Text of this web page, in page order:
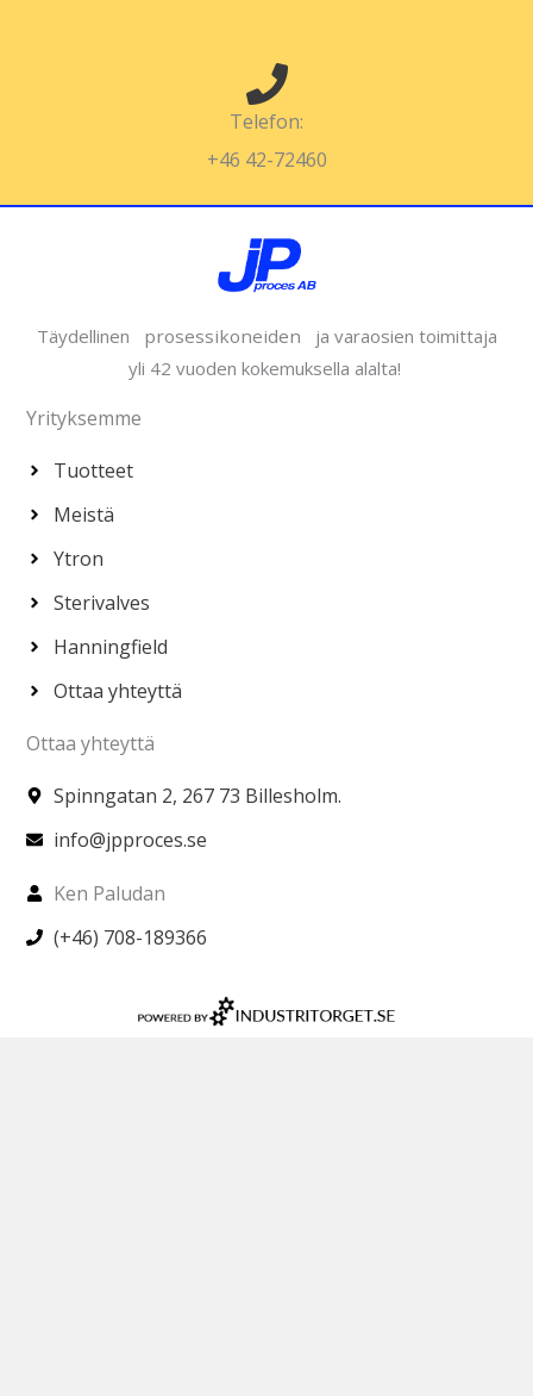
Telefon:
+46 42-72460
Täydellinen ​ prosessikoneiden ​ ​​ja varaosien toimittaja
yli 42 vuoden kokemuksella alalta!
Yrityksemme
Tuotteet
Meistä
Ytron
Sterivalves
Hanningfield
Ottaa yhteyttä
Ottaa yhteyttä
Spinngatan 2, 267 73 Billesholm.
info@jpproces.se
Ken Paludan
(+46) 708-189366